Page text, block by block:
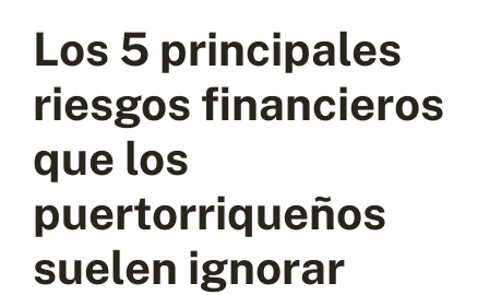
Los 5 principales
riesgos financieros
que los
puertorriqueños
suelen ignorar